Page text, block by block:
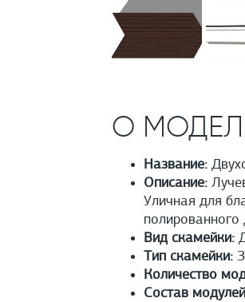
О
Название:
Описание:
Уличная для
полированного
Вид скамейки:
Тип скамейки:
Количество
Состав